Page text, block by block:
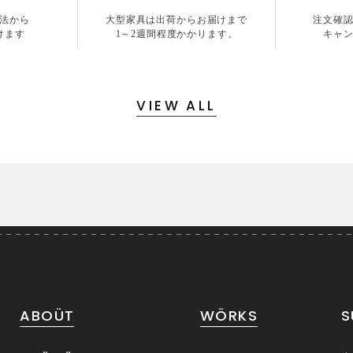
から
ます
大型家具は出荷からお届けまで
1～2週間程度かかります。
注文確
キャ
VIEW ALL
ABOÜT WÖRKS